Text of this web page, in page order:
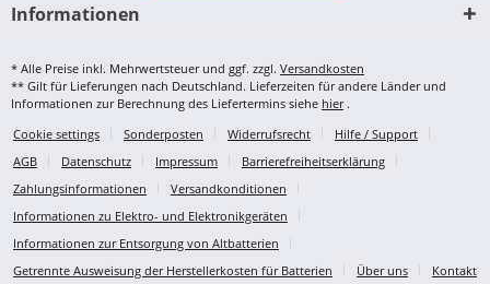
Informationen
* Alle Preise inkl. Mehrwertsteuer und ggf. zzgl. Versandkosten
** Gilt für Lieferungen nach Deutschland. Lieferzeiten für andere Länder und
Informationen zur Berechnung des Liefertermins siehe hier.
Cookie settings
Sonderposten Widerrufsrecht
Hilfe / Support
AGB
Datenschutz Impressum
Barrierefreiheitserklärung
Zahlungsinformationen
Versandkonditionen
Informationen zu Elektro- und Elektronikgeräten
Informationen zur Entsorgung von Altbatterien
Getrennte Ausweisung der Herstellerkosten für Batterien
Über uns Kontakt